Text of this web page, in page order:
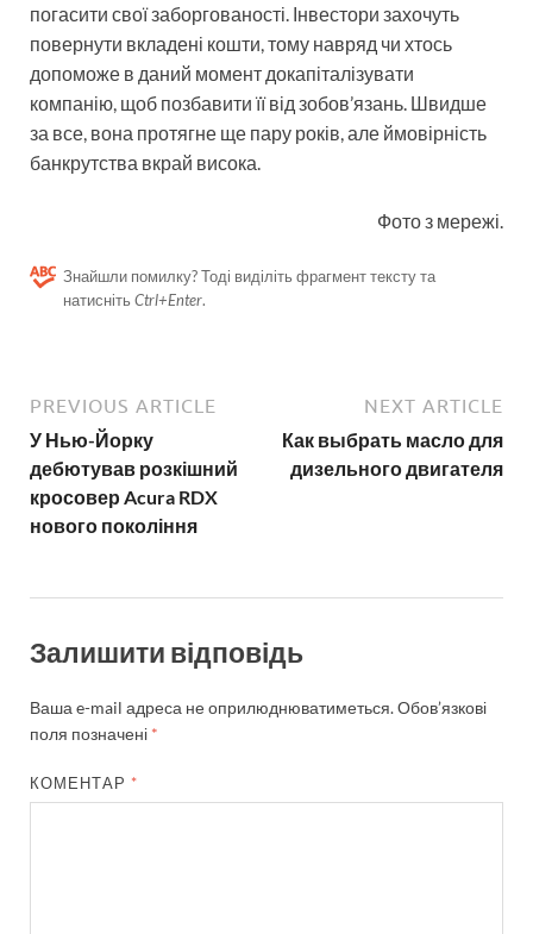
погасити свої заборгованості. Інвестори захочуть
повернути вкладені кошти, тому навряд чи хтось
допоможе в даний момент докапіталізувати
компанію, щоб позбавити її від зобов’язань. Швидше
за все, вона протягне ще пару років, але ймовірність
банкрутства вкрай висока.
Фото з мережі.
Знайшли помилку? Тоді виділіть фрагмент тексту та
натисніть Ctrl+Enter.
PREVIOUS ARTICLE
У Нью-Йорку
дебютував розкішний
кросовер Acura RDX
нового покоління
NEXT ARTICLE
Как выбрать масло для
дизельного двигателя
Залишити відповідь
Ваша e-mail адреса не оприлюднюватиметься.Обов’язкові
поля позначені *
КОМЕНТАР *